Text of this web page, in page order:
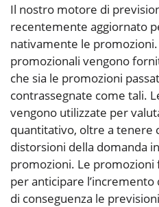
Il nostro motore di
recentemente aggiornato
nativamente le
promozionali vengono
che sia le promozioni
contrassegnate come tali.
vengono utilizzate per
quantitativo, oltre a
distorsioni della domanda
promozioni. Le
per anticipare
di conseguenza le